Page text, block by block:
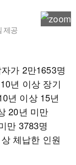
제공
가 2만1653명
년 이상 장기
년 이상 15년
20년 미만
만 3783명
체납한 인원